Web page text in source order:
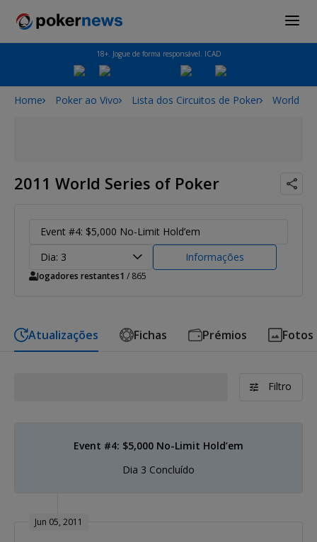
18+. Jogue de forma responsável. ICAD
Home Poker ao Vivo Lista dos Circuitos de Poker World
2011 World Series of Poker
Event #4: $5,000 No-Limit Hold’em
Dia: 3
Informações
Jogadores restantes1 / 865
Atualizações Fichas Prémios Fotos
Filtro
Event #4: $5,000 No-Limit Hold’em
Dia 3 Concluído
Jun 05, 2011